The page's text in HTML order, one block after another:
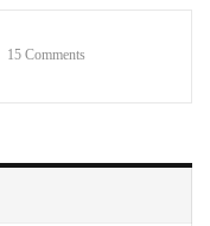
15 Comments